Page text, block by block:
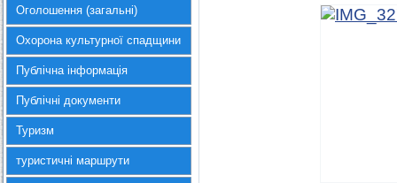
Оголошення (загальні)
Охорона культурної спадщини
Публічна інформація
Публічні документи
Туризм
туристичні маршрути